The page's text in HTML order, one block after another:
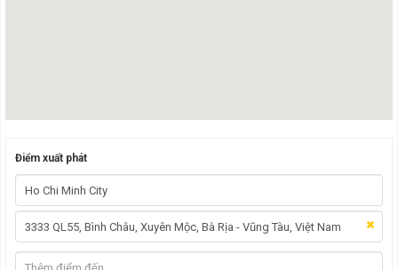
Điểm xuất phát